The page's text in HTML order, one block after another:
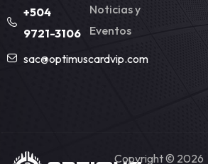
+504
9721-3106
sac@optimuscardvip.com
Noticias y
Eventos
Copyright © 2026